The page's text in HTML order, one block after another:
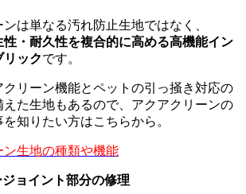
は単なる汚れ防止生地ではなく、
性・耐久性を複合的に高める高機能イン
リックです。
クリーン機能とペットの引っ掻き対応の
えた生地もあるので、アクアクリーンの
知りたい方はこちらから。
ン生地の種類や機能
ョイント部分の修理